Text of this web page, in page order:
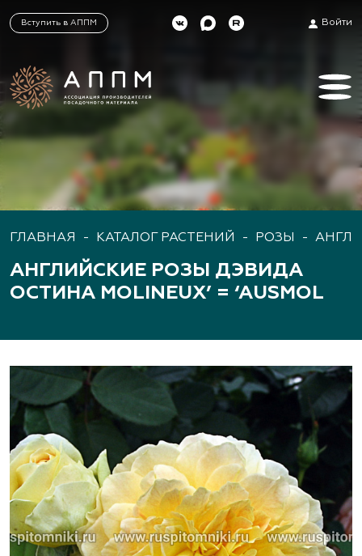
Вступить в АППМ Войти
ГЛАВНАЯ - КАТАЛОГ РАСТЕНИЙ - РОЗЫ -
АНГЛИЙСКИЕ РОЗЫ ДЭВИДА
ОСТИНА MOLINEUX’ = ‘AUSMOL